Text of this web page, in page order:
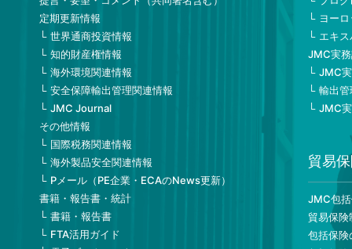
定期更新情報
世界通商投資情報
知的財産権情報
海外環境関連情報
安全保障輸出管理関連情報
JMC Journal
その他情報
国際税務関連情報
海外製品安全関連情報
Pメール（PE企業・ECAのNews更新）
書籍・報告書・統計
書籍・報告書
FTA活用ガイド
ヨー
エキ
JMC実
JMC
輸出
JMC
貿易
JMC包
貿易保険
包括保険